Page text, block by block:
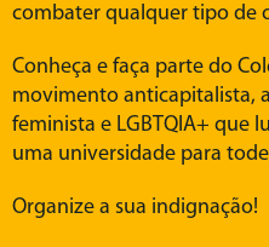
combater qualquer tipo de
Conheça e faça parte do
movimento anticapitalista,
feminista e LGBTQIA+ que
uma universidade para
Organize a sua indignação!